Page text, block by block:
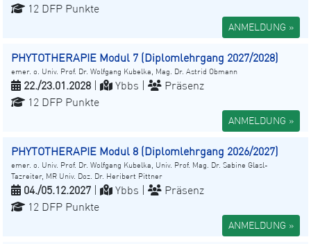
12 DFP Punkte
ANMELDUNG »
PHYTOTHERAPIE Modul 7 (Diplomlehrgang 2027/2028)
emer. o. Univ. Prof. Dr. Wolfgang Kubelka, Mag. Dr. Astrid Obmann
22./23.01.2028 Ybbs |
Präsenz
12 DFP Punkte
ANMELDUNG »
PHYTOTHERAPIE Modul 8 (Diplomlehrgang 2026/2027)
emer. o. Univ. Prof. Dr. Wolfgang Kubelka, Univ. Prof. Mag. Dr. Sabine Glasl-
Tazreiter, MR Univ. Doz. Dr. Heribert Pittner
04./05.12.2027 Ybbs |
Präsenz
12 DFP Punkte
ANMELDUNG »